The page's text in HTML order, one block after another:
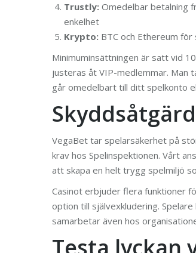
Trustly: Omedelbar betalning
enkelhet
Krypto: BTC och Ethereum
Minimuminsättningen är satt vid
justeras åt VIP-medlemmar. Man
går omedelbart till ditt spelkonto
VegaBet tar spelarsäkerhet på
krav hos Spelinspektionen. Vårt
att skapa en helt trygg spelmiljö
Casinot erbjuder flera funktioner
option till självexkludering.
samarbetar även hos